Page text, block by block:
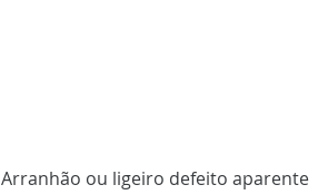
Arranhão ou ligeiro defeito aparente